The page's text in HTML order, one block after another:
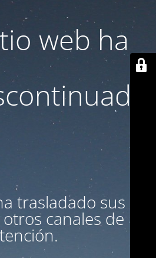
web ha
trasladado sus
canales de